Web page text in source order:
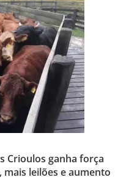
Crioulos ganha força
mais leilões e aumento